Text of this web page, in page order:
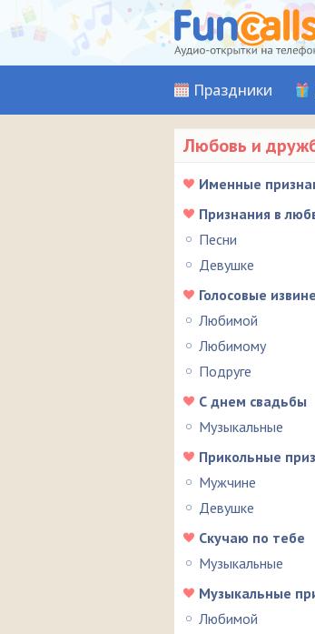
Праздники
Любовь и
Именные
Признания в
Песни
Девушке
Голосовые
Любимой
Любимому
Подруге
С днем свадьбы
Музыкальные
Прикольные
Мужчине
Девушке
Скучаю по тебе
Музыкальные
Музыкальные
Любимой